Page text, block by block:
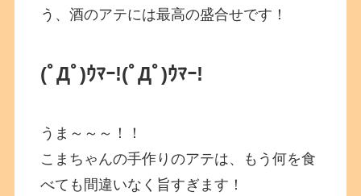
う、酒のアテには最高の盛合せです！
(ﾟДﾟ)ｳﾏｰ!(ﾟДﾟ)ｳﾏｰ!
うま～～～！！
こまちゃんの手作りのアテは、もう何を食
べても間違いなく旨すぎます！